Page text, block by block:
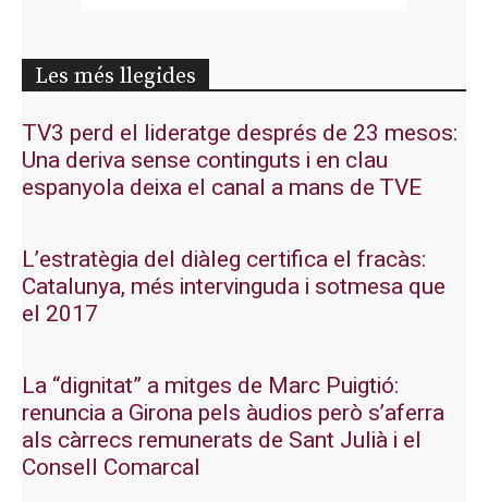
Les més llegides
TV3 perd el lideratge després de 23 mesos:
Una deriva sense continguts i en clau
espanyola deixa el canal a mans de TVE
L’estratègia del diàleg certifica el fracàs:
Catalunya, més intervinguda i sotmesa que
el 2017
La “dignitat” a mitges de Marc Puigtió:
renuncia a Girona pels àudios però s’aferra
als càrrecs remunerats de Sant Julià i el
Consell Comarcal